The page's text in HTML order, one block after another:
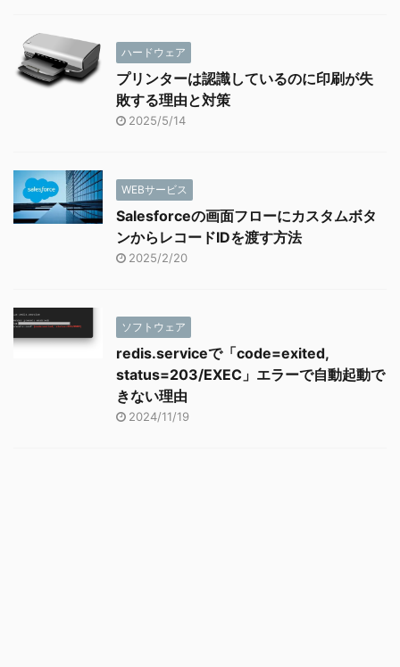
ハードウェア
プリンターは認識しているのに印刷が失
敗する理由と対策
2025/5/14
WEBサービス
Salesforceの画面フローにカスタムボタ
ンからレコードIDを渡す方法
2025/2/20
ソフトウェア
redis.serviceで「code=exited,
status=203/EXEC」エラーで自動起動で
きない理由
2024/11/19